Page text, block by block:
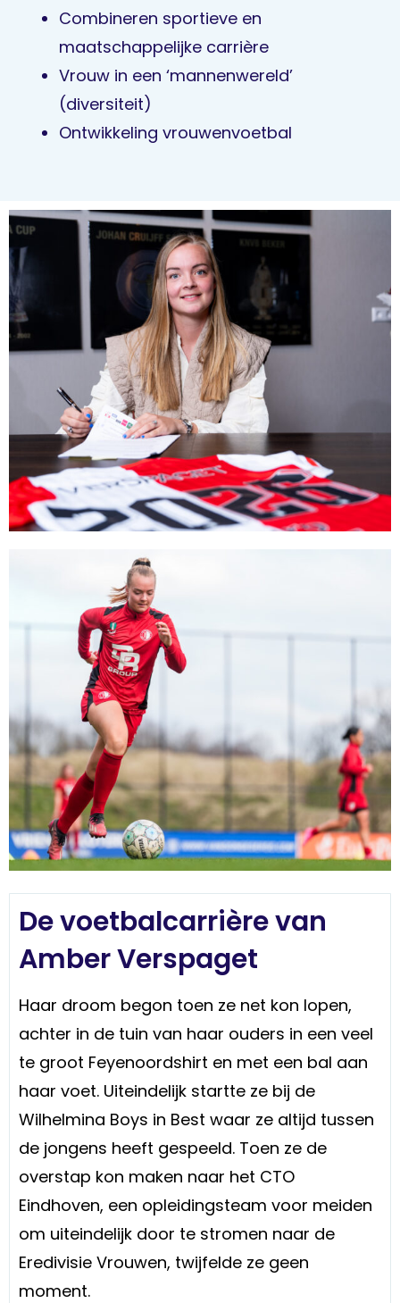
Combineren sportieve en
maatschappelijke carrière
Vrouw in een ‘mannenwereld’
(diversiteit)
Ontwikkeling vrouwenvoetbal
De voetbalcarrière van
Amber Verspaget
Haar droom begon toen ze net kon lopen,
achter in de tuin van haar ouders in een veel
te groot Feyenoordshirt en met een bal aan
haar voet. Uiteindelijk startte ze bij de
Wilhelmina Boys in Best waar ze altijd tussen
de jongens heeft gespeeld. Toen ze de
overstap kon maken naar het CTO
Eindhoven, een opleidingsteam voor meiden
om uiteindelijk door te stromen naar de
Eredivisie Vrouwen, twijfelde ze geen
moment.